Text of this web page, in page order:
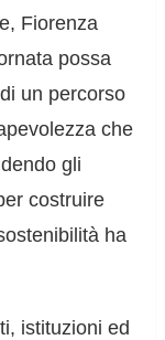
Fiorenza
possa
un percorso
che
gli
costruire
ha
istituzioni ed